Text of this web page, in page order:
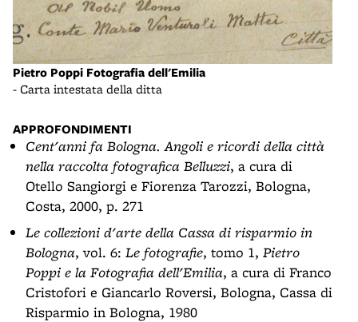
Pietro Poppi Fotografia dell'Emilia
- Carta intestata della ditta
APPROFONDIMENTI
Cent'anni fa Bologna. Angoli e ricordi della città
nella raccolta fotografica Belluzzi, a cura di
Otello Sangiorgi e Fiorenza Tarozzi, Bologna,
Costa, 2000, p. 271
Le collezioni d'arte della Cassa di risparmio in
Bologna, vol. 6: Le fotografie, tomo 1, Pietro
Poppi e la Fotografia dell'Emilia, a cura di Franco
Cristofori e Giancarlo Roversi, Bologna, Cassa di
Risparmio in Bologna, 1980